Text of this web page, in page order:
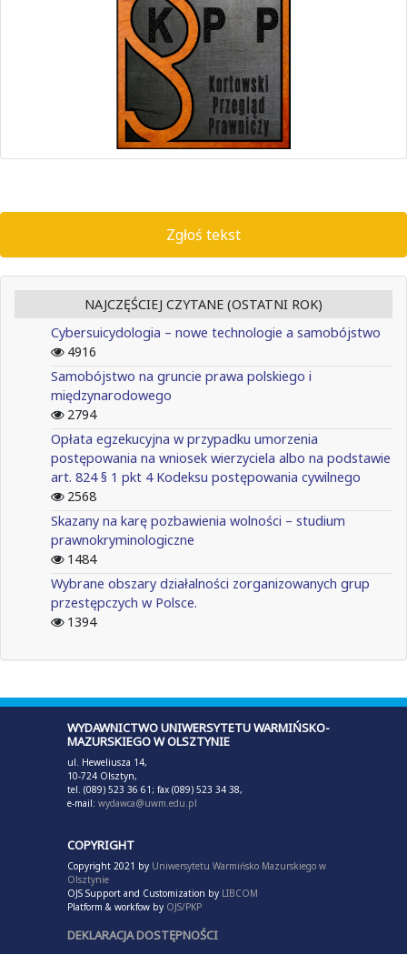
Zgłoś tekst
NAJCZĘŚCIEJ CZYTANE (OSTATNI ROK)
Cybersuicydologia – nowe technologie a samobójstwo
4916
Samobójstwo na gruncie prawa polskiego i
międzynarodowego
2794
Opłata egzekucyjna w przypadku umorzenia
postępowania na wniosek wierzyciela albo na podstawie
art. 824 § 1 pkt 4 Kodeksu postępowania cywilnego
2568
Skazany na karę pozbawienia wolności – studium
prawnokryminologiczne
1484
Wybrane obszary działalności zorganizowanych grup
przestępczych w Polsce.
1394
WYDAWNICTWO UNIWERSYTETU WARMIŃSKO-
MAZURSKIEGO W OLSZTYNIE
ul. Heweliusza 14,
10-724 Olsztyn,
tel. (089) 523 36 61; fax (089) 523 34 38,
e-mail: wydawca@uwm.edu.pl
COPYRIGHT
Copyright 2021 by Uniwersytetu Warmińsko Mazurskiego w
Olsztynie
OJS Support and Customization by LIBCOM
Platform & workfow by OJS/PKP
DEKLARACJA DOSTĘPNOŚCI